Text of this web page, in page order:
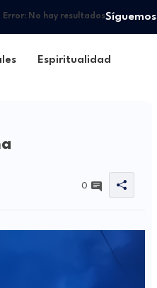
Error:No hay resultadosSíguemos
Espiritualidad
0